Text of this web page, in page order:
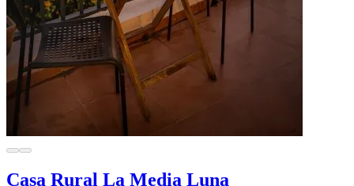
Casa Rural La Media Luna